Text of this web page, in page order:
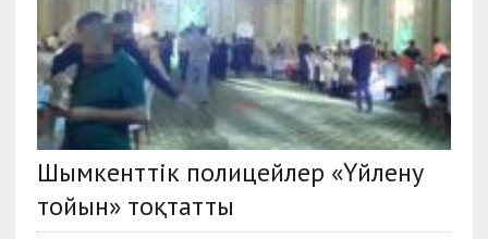
Шымкенттік полицейлер «Үйлену
тойын» тоқтатты